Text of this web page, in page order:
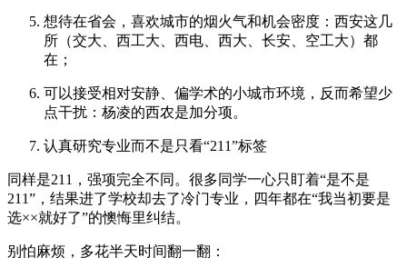
想待在省会，喜欢城市的烟火气和机会密度：西安这几
所（交大、西工大、西电、西大、长安、空工大）都
在；
可以接受相对安静、偏学术的小城市环境，反而希望少
点干扰：杨凌的西农是加分项。
认真研究专业而不是只看“211”标签
同样是211，强项完全不同。很多同学一心只盯着“是不是
211”，结果进了学校却去了冷门专业，四年都在“我当初要是
选××就好了”的懊悔里纠结。
别怕麻烦，多花半天时间翻一翻：